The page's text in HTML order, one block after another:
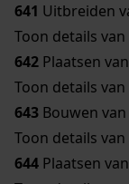
641 Uitbreiden
Toon details
642 Plaatsen
Toon details
643 Bouwen
Toon details
644 Plaatsen